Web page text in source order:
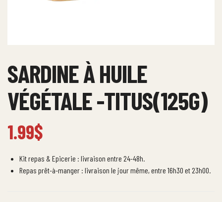
SARDINE À HUILE
VÉGÉTALE -TITUS(125G)
1.99$
Kit repas & Epicerie : livraison entre 24-48h.
Repas prêt-à-manger : livraison le jour même, entre 16h30 et 23h00.